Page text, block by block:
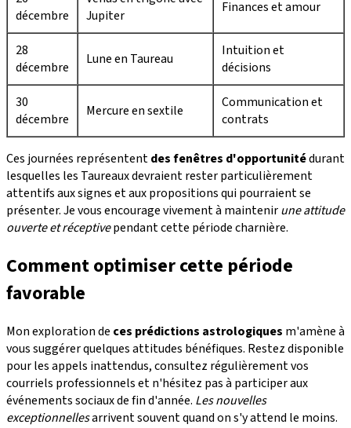
décembre
Jupiter
Finances et amour
28
décembre
Lune en Taureau
Intuition et
décisions
30
décembre
Mercure en sextile
Communication et
contrats
Ces journées représententdes fenêtres d'opportunitédurant
lesquelles les Taureaux devraient rester particulièrement
attentifs aux signes et aux propositions qui pourraient se
présenter. Je vous encourage vivement à maintenirune attitude
ouverte et réceptivependant cette période charnière.
Comment optimiser cette période
favorable
Mon exploration de ces prédictions astrologiques m'amène à
vous suggérer quelques attitudes bénéfiques. Restez disponible
pour les appels inattendus, consultez régulièrement vos
courriels professionnels et n'hésitez pas à participer aux
événements sociaux de fin d'année. Les nouvelles
exceptionnellesarrivent souvent quand on s'y attend le moins.